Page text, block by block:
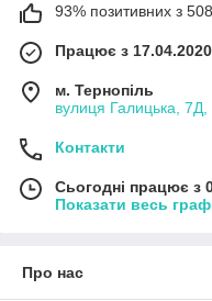
93% позитивних з 508
Працює з 17.04.2020
м. Тернопіль
вулиця Галицька, 7Д,
Контакти
Сьогодні працює з
Показати весь
Про нас